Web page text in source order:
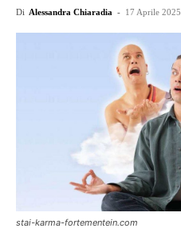
Di Alessandra Chiaradia - 17 Aprile 2025
stai-karma-fortementein.com